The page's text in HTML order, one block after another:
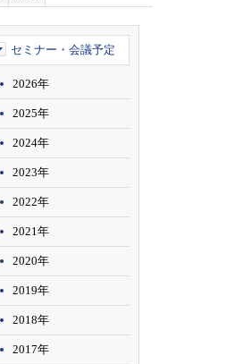
セミナー・会議予定
2026年
2025年
2024年
2023年
2022年
2021年
2020年
2019年
2018年
2017年